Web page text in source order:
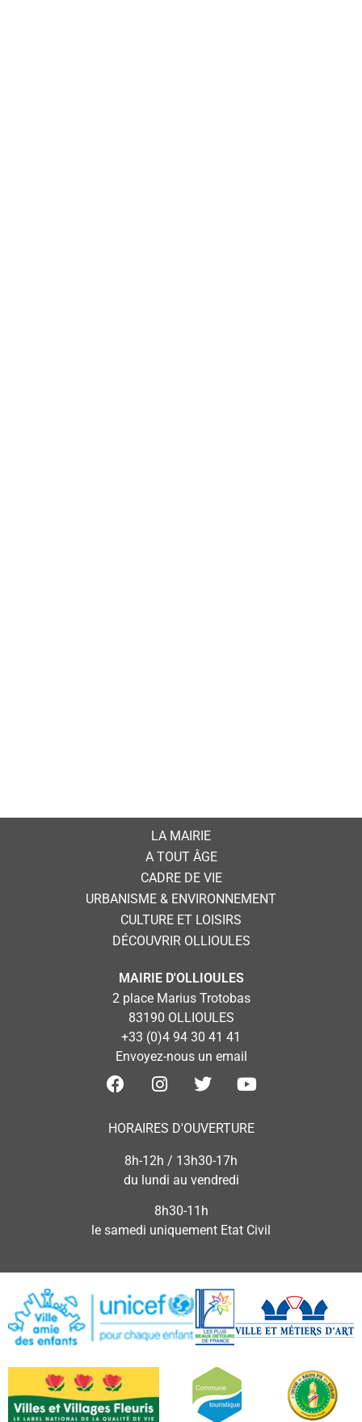
LA MAIRIE
A TOUT ÂGE
CADRE DE VIE
URBANISME & ENVIRONNEMENT
CULTURE ET LOISIRS
DÉCOUVRIR OLLIOULES
MAIRIE D'OLLIOULES
2 place Marius Trotobas
83190 OLLIOULES
+33 (0)4 94 30 41 41
Envoyez-nous un email
HORAIRES D'OUVERTURE
8h-12h / 13h30-17h
du lundi au vendredi
8h30-11h
le samedi uniquement Etat Civil